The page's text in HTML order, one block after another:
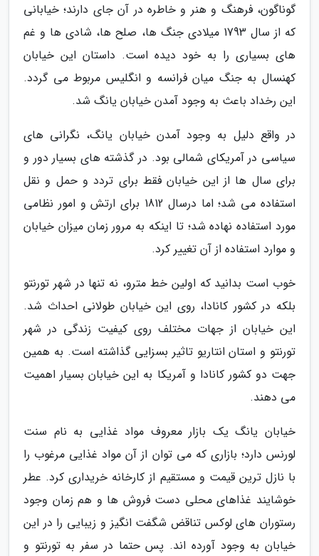
گوناگون، فرهنگ و هنر و خاطره در آن جای دارند؛ خیابانی
که از سال 1793 میلادی جنگ ها، صلح ها، شادی ها و غم
های بسیاری را به خود دیده است. داستان این خیابان
کهنسال به جنگ میان فرانسه و انگلیس مربوط می گردد.
این رخداد باعث به وجود آمدن خیابان یانگ شد.
در واقع دلیل به وجود آمدن خیابان یانگ، نگرانی های
سیاسی در آمریکای شمالی بود. در گذشته های بسیار دور و
برای سال ها از این خیابان فقط برای تردد و حمل و نقل
استفاده می شد؛ اما درسال 1812 برای ارتش و امور نظامی
مورد استفاده نهاده شد؛ تا اینکه به مرور زمان میزان خیابان
و موارد استفاده از آن تغییر کرد.
خوب است بدانید که اولین خط مترو، نه تنها در شهر تورنتو
بلکه در کشور کانادا، روی این خیابان طولانی احداث شد.
این خیابان از جهات مختلف روی کیفیت زندگی در شهر
تورنتو و استان انتاریو تاثیر بسزایی گذاشته است. به همین
جهت دو کشور کانادا و آمریکا به این خیابان بسیار اهمیت
می دهند.
خیابان یانگ یک بازار معروف مواد غذایی به نام سنت
لورنس دارد؛ بازاری که می توان از آن مواد غذایی مرغوب را
با نازل ترین قیمت و مستقیم از کارخانه خریداری کرد. عطر
خوشایند غذاهای محلی دست فروش ها و هم زمان وجود
رستوران های لوکس تناقض شگفت انگیز و زیبایی را در این
خیابان به وجود آورده اند. پس حتما در سفر به تورنتو و